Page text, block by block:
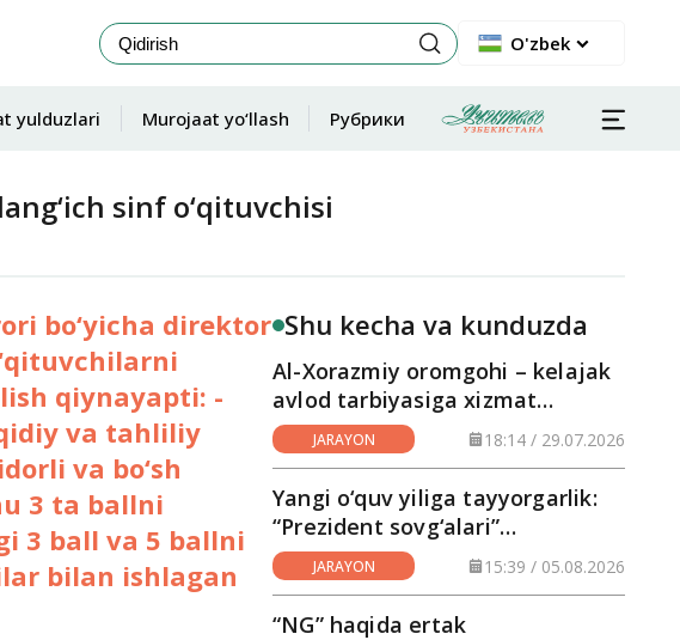
O'zbek
yulduzlari Murojaat yo‘llash Рубрики
sinf o‘qituvchisi
bo‘yicha direktor
qiynayapti: -
va tahliliy
va bo‘sh
3 ta ballni
3 ball va 5 ballni
bilan ishlagan
Shu kecha va kunduzda
Al-Xorazmiy oromgohi – kelajak
avlod tarbiyasiga xizmat
qilayotgan maskan
JARAYON 18:14 / 29.07.2026
Yangi o‘quv yiliga tayyorgarlik:
“Prezident sovg‘alari”
hududlarga yetkazilmoqda
JARAYON 15:39 / 05.08.2026
“NG” haqida ertak